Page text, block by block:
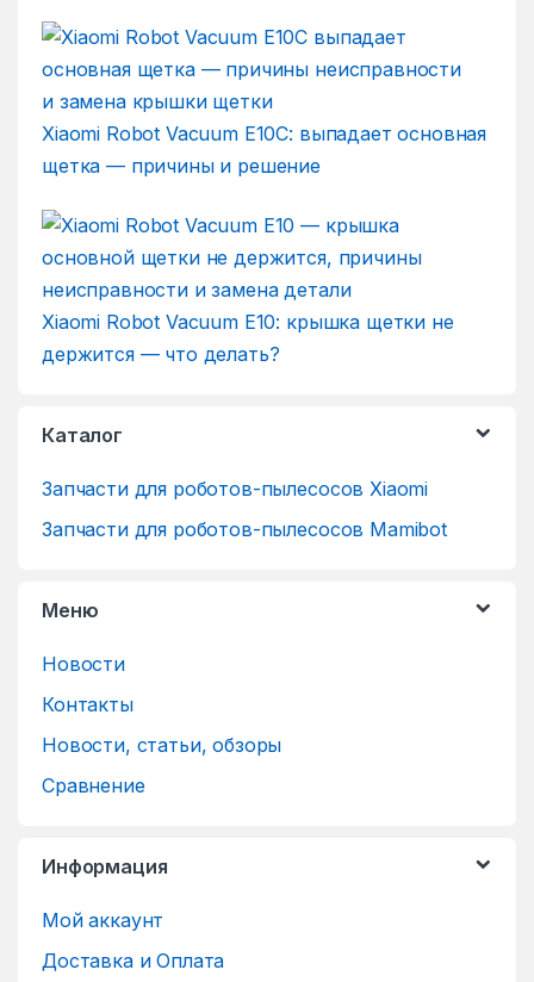
Xiaomi Robot Vacuum E10C: выпадает основная
щетка — причины и решение
Xiaomi Robot Vacuum E10: крышка щетки не
держится — что делать?
Каталог
Запчасти для роботов-пылесосов Xiaomi
Запчасти для роботов-пылесосов Mamibot
Меню
Новости
Контакты
Новости, статьи, обзоры
Сравнение
Информация
Мой аккаунт
Доставка и Оплата